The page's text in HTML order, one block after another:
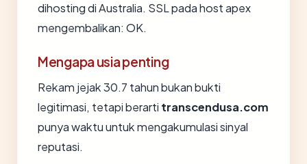
dihosting di Australia. SSL pada host apex
mengembalikan: OK.
Mengapa usia penting
Rekam jejak 30.7 tahun bukan bukti
legitimasi, tetapi berarti transcendusa.com
punya waktu untuk mengakumulasi sinyal
reputasi.